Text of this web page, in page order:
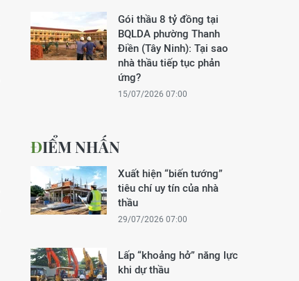
Gói thầu 8 tỷ đồng tại
BQLDA phường Thanh
Điền (Tây Ninh): Tại sao
nhà thầu tiếp tục phản
ứng?
15/07/2026 07:00
ĐIỂM NHẤN
Xuất hiện “biến tướng”
tiêu chí uy tín của nhà
thầu
29/07/2026 07:00
Lấp “khoảng hở” năng lực
khi dự thầu